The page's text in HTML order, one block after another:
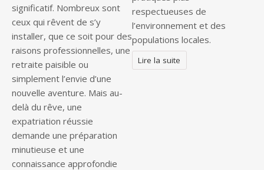
significatif. Nombreux sont
ceux qui rêvent de s’y
installer, que ce soit pour des
raisons professionnelles, une
retraite paisible ou
simplement l’envie d’une
nouvelle aventure. Mais au-
delà du rêve, une
expatriation réussie
demande une préparation
minutieuse et une
connaissance approfondie
respectueuses de
l’environnement et des
populations locales.
Lire la suite